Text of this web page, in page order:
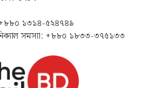
১৩১৪-৫২৪৭৪৯
সমস্যা: +৮৮০ ১৮৩৩-৩৭৫১৩৩